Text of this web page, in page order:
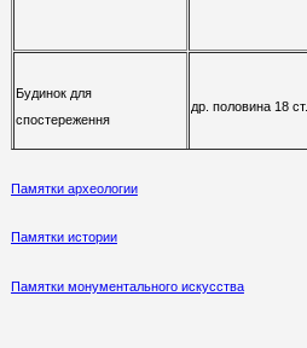
Будинок для
спостереження
др. половина 18 ст.
Памятки археологии
Памятки истории
Памятки монументального искусства